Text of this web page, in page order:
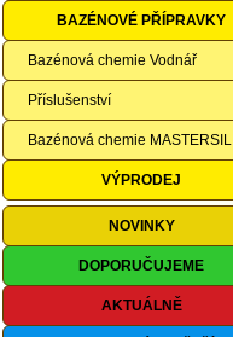
BAZÉNOVÉ PŘÍPRAVKY
Bazénová chemie Vodnář
Příslušenství
Bazénová chemie MASTERSIL
VÝPRODEJ
NOVINKY
DOPORUČUJEME
AKTUÁLNĚ